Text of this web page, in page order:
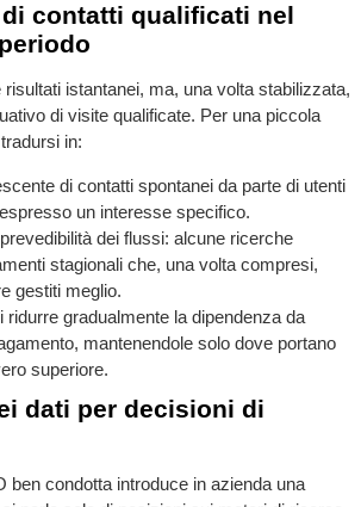
contatti qualificati nel
istantanei, ma, una volta stabilizzata,
di visite qualificate. Per una piccola
in:
di contatti spontanei da parte di utenti
un interesse specifico.
dei flussi: alcune ricerche
stagionali che, una volta compresi,
gestiti meglio.
ridurre gradualmente la dipendenza da
mantenendole solo dove portano
superiore.
dati per decisioni di
ben condotta introduce in azienda una